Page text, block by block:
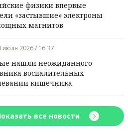
физики впервые
«застывшие» электроны
магнитов
июля 2026 / 16:37
нашли неожиданного
воспалительных
кишечника
все новости